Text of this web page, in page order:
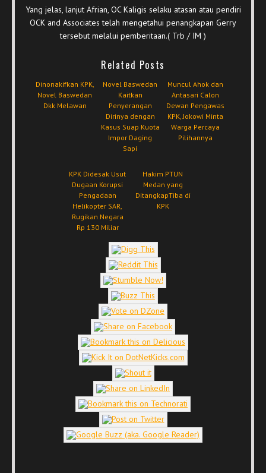
Yang jelas, lanjut Afrian, OC Kaligis selaku atasan atau pendiri
OCK and Associates telah mengetahui penangkapan Gerry
tersebut melalui pemberitaan.( Trb / IM )
Related Posts
Dinonakifkan KPK,
Novel Baswedan
Dkk Melawan
Novel Baswedan
Kaitkan
Penyerangan
Dirinya dengan
Kasus Suap Kuota
Impor Daging
Sapi
Muncul Ahok dan
Antasari Calon
Dewan Pengawas
KPK, Jokowi Minta
Warga Percaya
Pilihannya
KPK Didesak Usut
Dugaan Korupsi
Pengadaan
Helikopter SAR,
Rugikan Negara
Rp 130 Miliar
Hakim PTUN
Medan yang
DitangkapTiba di
KPK